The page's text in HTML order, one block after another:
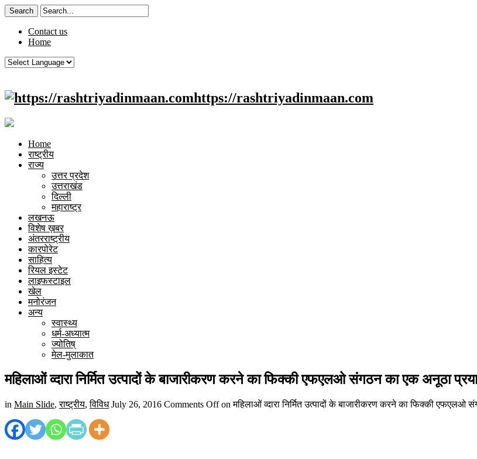
Contact us
Home
https://rashtriyadinmaan.com
Home
राष्ट्रीय
राज्य
उत्तर प्रदेश
उत्तराखंड
दिल्ली
महाराष्ट्र
लखनऊ
विशेष ख़बर
अंतरराष्ट्रीय
कारपोरेट
साहित्य
रियल इस्टेट
लाइफस्टाइल
खेल
मनोरंजन
अन्य
स्वास्थ्य
धर्म-अध्यात्म
ज्योतिष्
मेल-मुलाकात
महिलाओं व्दारा निर्मित उत्पादों के बाजारीकरण करने का फिक्की एफएलओ संगठन का एक अनूठा
in Main Slide,राष्ट्रीय,विविध July 26, 2016 Comments Offon महिलाओं व्दारा निर्मित उत्पादों के बाजारीकरण करने का फिक्की